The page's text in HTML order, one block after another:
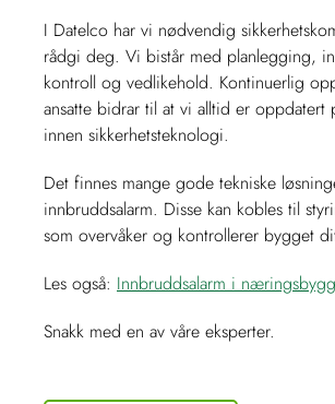
I Datelco har vi nødvendig
rådgi deg. Vi bistår med planlegging,
kontroll og vedlikehold. Kontinuerlig
ansatte bidrar til at vi alltid er oppdatert
innen sikkerhetsteknologi.
Det finnes mange gode tekniske
innbruddsalarm. Disse kan kobles til
som overvåker og kontrollerer bygget
Les også: Innbruddsalarm i næringsbygg
Snakk med en av våre eksperter.